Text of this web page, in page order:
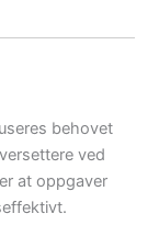
behovet
ved
at oppgaver